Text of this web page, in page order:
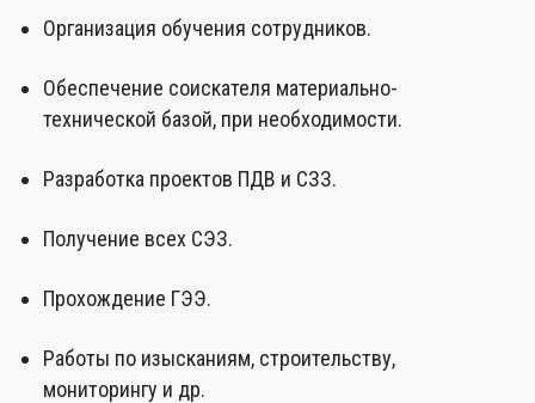
Организация обучения сотрудников.
Обеспечение соискателя материально-
технической базой, при необходимости.
Разработка проектов ПДВ и СЗЗ.
Получение всех СЭЗ.
Прохождение ГЭЭ.
Работы по изысканиям, строительству,
мониторингу и др.